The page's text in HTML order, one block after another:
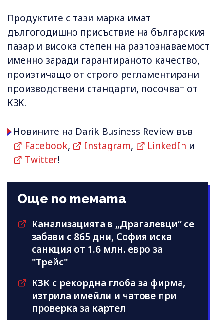
Продуктите с тази марка имат
дългогодишно присъствие на българския
пазар и висока степен на разпознаваемост
именно заради гарантираното качество,
произтичащо от строго регламентирани
производствени стандарти, посочват от
КЗК.
Новините на Darik Business Review във
Facebook, Instagram, LinkedIn и
Twitter!
Още по темата
Канализацията в „Драгалевци“ се
забави с 865 дни, София иска
санкция от 1.6 млн. евро за
"Трейс"
КЗК с рекордна глоба за фирма,
изтрила имейли и чатове при
проверка за картел